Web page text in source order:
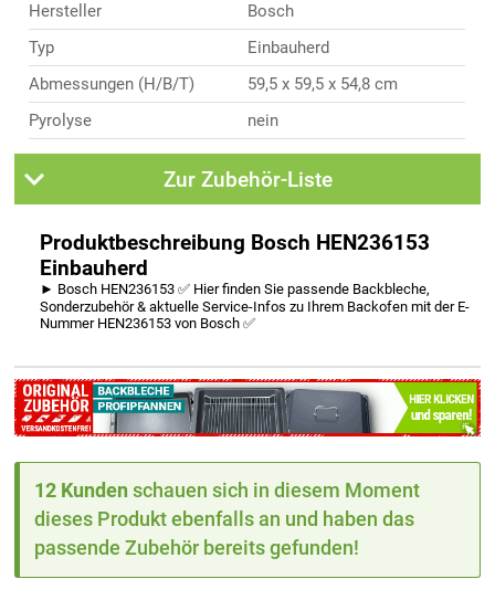
Hersteller
Bosch
Typ
Einbauherd
Abmessungen (H/B/T)
59,5 x 59,5 x 54,8 cm
Pyrolyse
nein
Zur Zubehör-Liste
Produktbeschreibung Bosch HEN236153
Einbauherd
► Bosch HEN236153 ✅ Hier finden Sie passende Backbleche,
Sonderzubehör & aktuelle Service-Infos zu Ihrem Backofen mit der E-
Nummer HEN236153 von Bosch ✅
12 Kunden schauen sich in diesem Moment
dieses Produkt ebenfalls an und haben das
passende Zubehör bereits gefunden!